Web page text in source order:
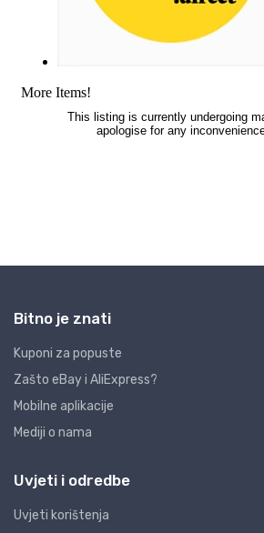
Bitno je znati
Kuponi za popuste
Zašto eBay i AliExpress?
Mobilne aplikacije
Mediji o nama
Uvjeti i odredbe
Uvjeti korištenja